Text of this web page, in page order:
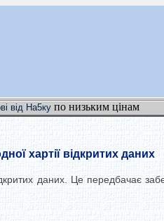
від На5ку по низьким цінам
хартії відкритих даних
даних. Це передбачає